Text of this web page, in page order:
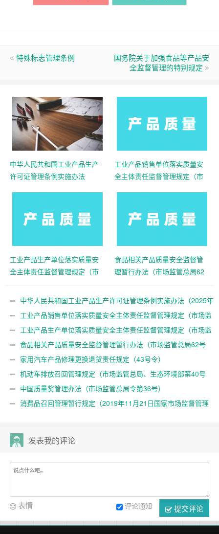
特殊标志管理条例
国务院关于加强食品等产品安
全监督管理的特别规定
中华人民共和国工业产品生产
许可证管理条例实施办法
工业产品销售单位落实质量安
全主体责任监督管理规定（市
工业产品生产单位落实质量安
全主体责任监督管理规定（市
食品相关产品质量安全监督管
理暂行办法（市场监管总局62
中华人民共和国工业产品生产许可证管理条例实施办法（2025年
版）工业产品销售单位落实质量安全主体责任监督管理规定（市场监
管总局令第76号）
工业产品生产单位落实质量安全主体责任监督管理规定（市场监
管总局令第75号）
食品相关产品质量安全监督管理暂行办法（市场监管总局62号
令）家用汽车产品修理更换退货责任规定（43号令）
机动车排放召回管理规定（市场监管总局、生态环境部第40号
令）中国质量奖管理办法（市场监管总局令第36号）
消费品召回管理暂行规定（2019年11月21日国家市场监督管理
发表我的评论
提交评论
评论通知
表情